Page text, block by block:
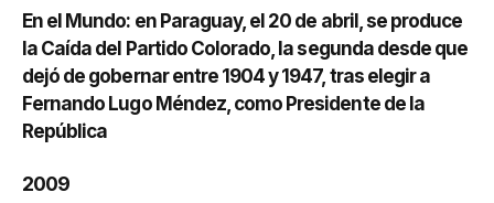
En el Mundo: en Paraguay, el 20 de abril, se produce
la Caída del Partido Colorado, la segunda desde que
dejó de gobernar entre 1904 y 1947, tras elegir a
Fernando Lugo Méndez, como Presidente de la
República
2009